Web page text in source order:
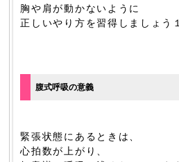
胸や肩が動かないように
正しいやり方を習得しましょう１
腹式呼吸の意義
緊張状態にあるときは、
心拍数が上がり、